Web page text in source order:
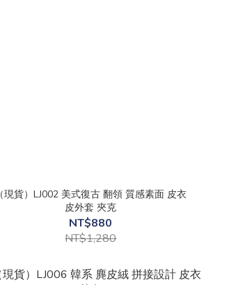
（現貨）LJ002 美式復古 翻領 質感素面 皮衣
皮外套 夾克
NT$880
NT$1,280